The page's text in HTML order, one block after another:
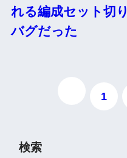
れる編成セット切
バグだった
1
検索